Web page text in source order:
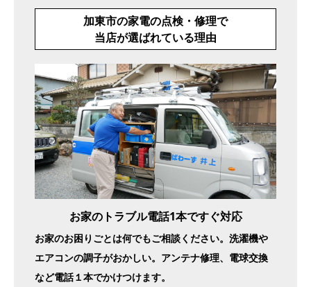
加東市の家電の点検・修理で
当店が選ばれている理由
お家のトラブル電話1本ですぐ対応
お家のお困りごとは何でもご相談ください。洗濯機や
エアコンの調子がおかしい。アンテナ修理、電球交換
など電話１本でかけつけます。